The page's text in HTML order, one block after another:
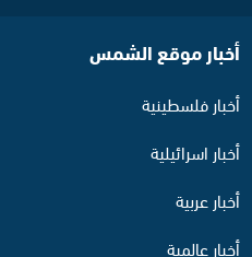
أخبار موقع الشمس
أخبار فلسطينية
أخبار اسرائيلية
أخبار عربية
أخبار عالمية